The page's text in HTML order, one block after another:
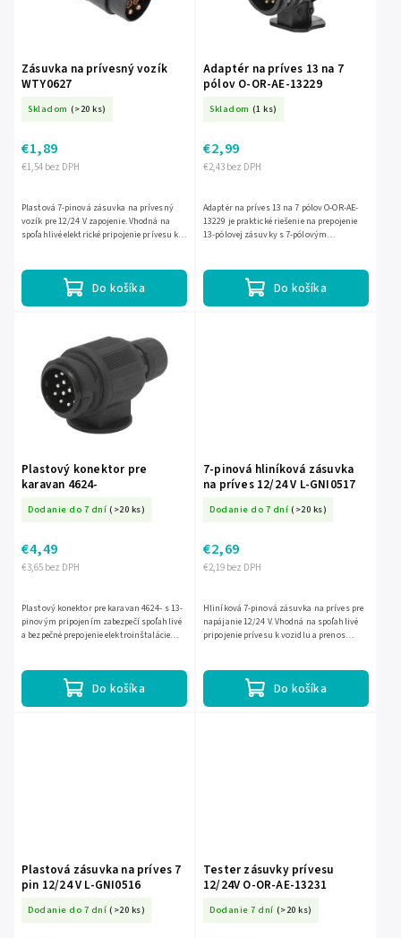
Zásuvka na prívesný vozík
WTY0627
Skladom (>20 ks)
€1,54 bez DPH
€1,89
Do košíka
Plastová 7-pinová zásuvka na prívesný
vozík pre 12/24 V zapojenie. Vhodná na
spoľahlivé elektrické pripojenie prívesu k
Adaptér na príves 13 na 7
pólov O-OR-AE-13229
Skladom (1 ks)
€2,43 bez DPH
€2,99
Do košíka
Adaptér na príves 13 na 7 pólov O-OR-AE-
13229 je praktické riešenie na prepojenie
13-pólovej zásuvky s 7-pólovým
Plastový konektor pre
karavan 4624-
Dodanie do 7 dní (>20 ks)
€3,65 bez DPH
€4,49
Do košíka
Plastový konektor pre karavan 4624- s 13-
pinovým pripojením zabezpečí spoľahlivé
a bezpečné prepojenie elektroinštalácie
7-pinová hliníková zásuvka
na príves 12/24 V L-GNI0517
Dodanie do 7 dní (>20 ks)
€2,19 bez DPH
€2,69
Do košíka
Hliníková 7-pinová zásuvka na príves pre
napájanie 12/24 V. Vhodná na spoľahlivé
pripojenie prívesu k vozidlu a prenos
Plastová zásuvka na príves 7
pin 12/24 V L-GNI0516
Dodanie do 7 dní (>20 ks)
Tester zásuvky prívesu
12/24V O-OR-AE-13231
Dodanie 7 dní (>20 ks)